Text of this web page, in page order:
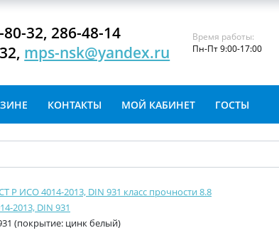
32, 286-48-14
mps-nsk@yandex.ru
Время работы:
Пн-Пт 9:00-17:00
КОНТАКТЫ МОЙ КАБИНЕТ ГОСТЫ
Р ИСО 4014-2013, DIN 931 класс прочности 8.8
2013, DIN 931
(покрытие: цинк белый)